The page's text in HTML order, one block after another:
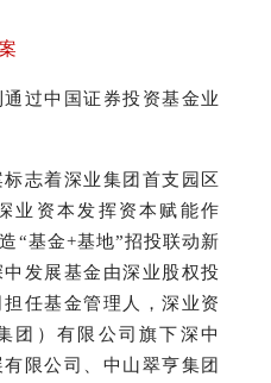
过中国证券投资基金业
志着深业集团首支园区
业资本发挥资本赋能作
“基金+基地”招投联动新
中发展基金由深业股权投
任基金管理人，深业资
团）有限公司旗下深中
有限公司、中山翠亨集团